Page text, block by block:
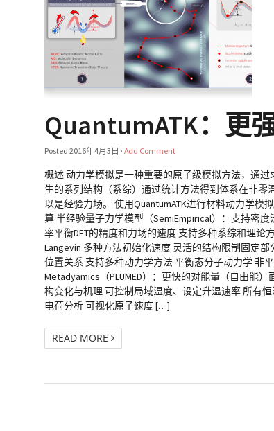
QuantumATK：更
Posted2016年4月3日 ·Add Comment
概述 动力学模拟是一种重要的原子级模拟方法，通
生的系列结构（系综）通过统计方法得到体系在非
以是经验力场。 使用QuantumATK进行材料动力学模
算 半经验量子力学模型（SemiEmpirical）：支持密
率平衡DFT的精度和力场的速度 支持多种系综和理论
Langevin 多种方法初始化速度 灵活的结构限制固定
位置关系 支持多种动力学方法 平衡态分子动力学 非
Metadyamics（PLUMED）：更快的对能量（自由能
构变化与机理 可控制局域温度、设定升温速率 所有
电荷分析 可视化原子速度 […]
READ MORE